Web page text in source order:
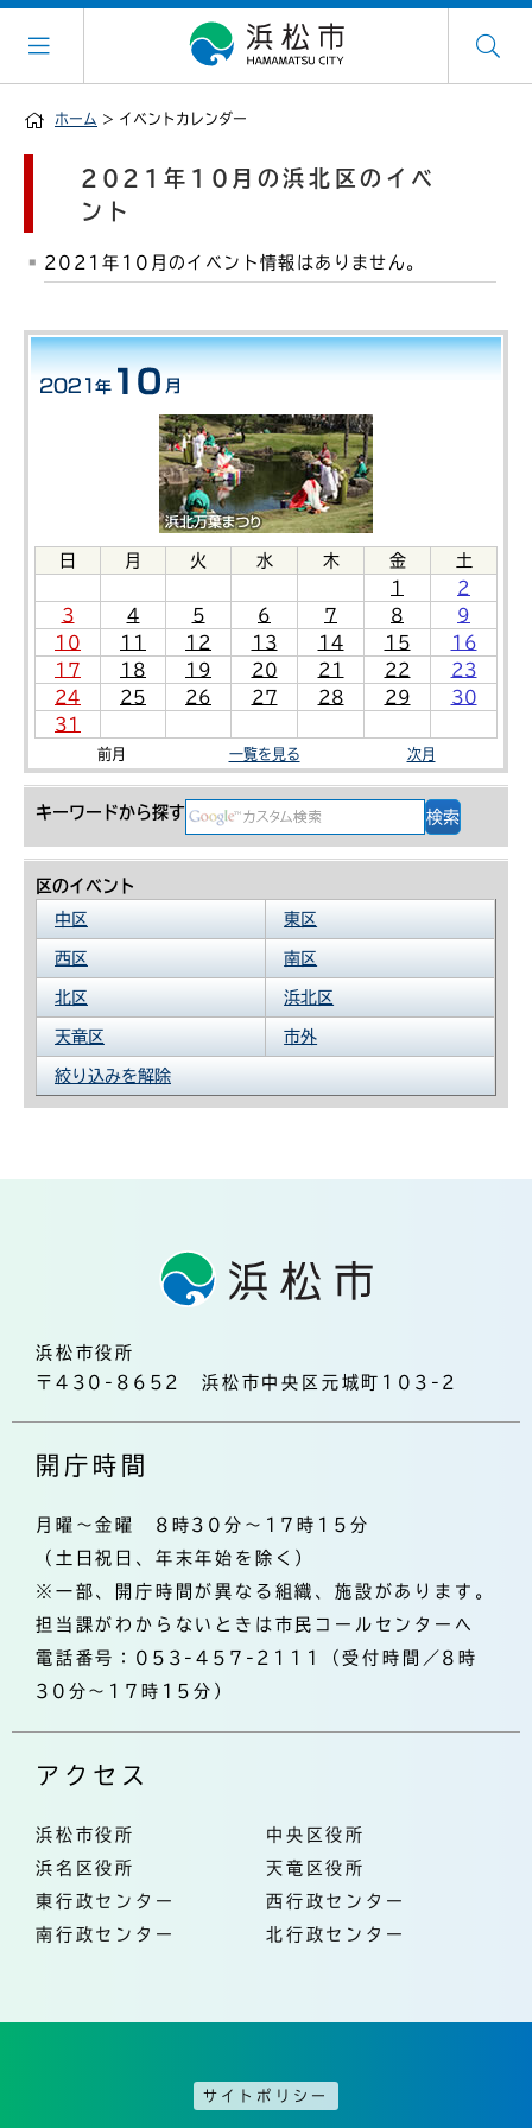
ホーム > イベントカレンダー
日 月 火 水 木 金
土
1
2
3
4 5 6 7 8
9
10
11 12 13 14 15
16
17
18 19 20 21 22
23
24
25 26 27 28 29
30
31
前月 一覧を見る 次月
キーワードから探す
区のイベント
中区
東区
西区 南区
北区 浜北区
天竜区 市外
絞り込みを解除
2021年10月の浜北区のイベ
ント
2021年10月のイベント情報はありません。
浜松市役所
〒430-8652 浜松市中央区元城町103-2
開庁時間
月曜～金曜 8時30分～17時15分
（土日祝日、年末年始を除く）
※一部、開庁時間が異なる組織、施設があります。
担当課がわからないときは市民コールセンターへ
電話番号：053-457-2111（受付時間／8時
30分～17時15分）
アクセス
浜松市役所
中央区役所
浜名区役所
天竜区役所
東行政センター
西行政センター
南行政センター
北行政センター
サイトポリシー